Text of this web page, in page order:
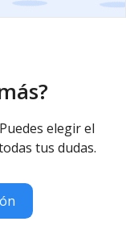
elegir el
tus dudas.